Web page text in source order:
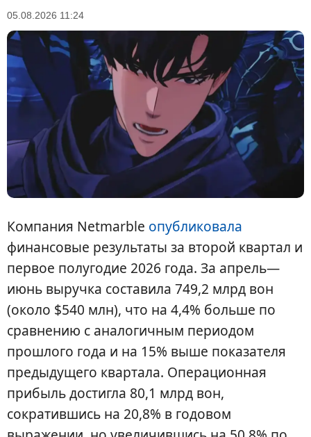
05.08.2026 11:24
Компания Netmarble опубликовала
финансовые результаты за второй квартал и
первое полугодие 2026 года. За апрель—
июнь выручка составила 749,2 млрд вон
(около $540 млн), что на 4,4% больше по
сравнению с аналогичным периодом
прошлого года и на 15% выше показателя
предыдущего квартала. Операционная
прибыль достигла 80,1 млрд вон,
сократившись на 20,8% в годовом